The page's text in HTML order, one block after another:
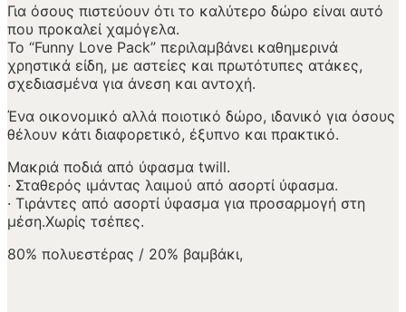
Για όσους πιστεύουν ότι το καλύτερο δώρο είναι αυτό
που προκαλεί χαμόγελα.
Το “Funny Love Pack” περιλαμβάνει καθημερινά
χρηστικά είδη, με αστείες και πρωτότυπες ατάκες,
σχεδιασμένα για άνεση και αντοχή.
Ένα οικονομικό αλλά ποιοτικό δώρο, ιδανικό για όσους
θέλουν κάτι διαφορετικό, έξυπνο και πρακτικό.
Μακριά ποδιά από ύφασμα twill.
· Σταθερός ιμάντας λαιμού από ασορτί ύφασμα.
· Τιράντες από ασορτί ύφασμα για προσαρμογή στη
μέση.Χωρίς τσέπες.
80% πολυεστέρας / 20% βαμβάκι,